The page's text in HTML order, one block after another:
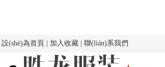
設(shè)為首頁 | 加入收藏 | 聯(lián)系我們